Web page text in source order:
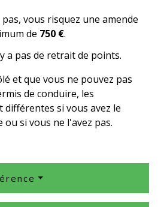
vous risquez une amende
de 750 €.
a pas de retrait de points.
et que vous ne pouvez pas
de conduire, les
différentes si vous avez le
ou si vous ne l'avez pas.